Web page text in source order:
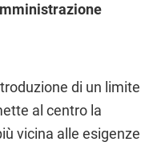
di un limite
al centro la
vicina alle esigenze